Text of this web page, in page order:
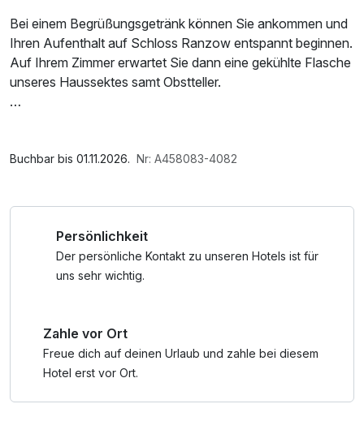
Bei einem Begrüßungsgetränk können Sie ankommen und
Ihren Aufenthalt auf Schloss Ranzow entspannt beginnen.
Auf Ihrem Zimmer erwartet Sie dann eine gekühlte Flasche
unseres Haussektes samt Obstteller.
bedarfsbedingt geschlossen werden, sofern notwendig. In
1 Flasche Mineralwasser, Saunabenutzung, Parkplatz,
Buchbar bis 01.11.2026. Nr: A458083-4082
Persönlichkeit
Der persönliche Kontakt zu unseren Hotels ist für
uns sehr wichtig.
Zahle vor Ort
Freue dich auf deinen Urlaub und zahle bei diesem
Hotel erst vor Ort.